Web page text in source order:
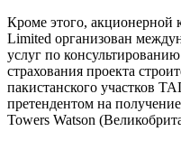
Кроме этого, акционерной
Limited организован
услуг по
страхования проекта
пакистанского участков
претендентом на
Towers Watson